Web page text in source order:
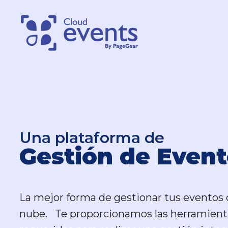
Una plataforma de
Gestión de
La mejor forma de gestionar tus eventos
nube. Te proporcionamos las
Una plataforma de
Gestión de
La mejor forma de gestionar tus eventos
nube. Te proporcionamos las